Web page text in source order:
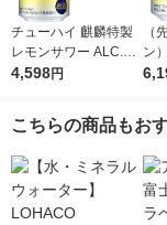
チューハイ 麒麟特製
レモンサワー ALC.9%
500ml 24本 キリン 酎
4,598円
（
ン
ューハイ
こちらの商品もお